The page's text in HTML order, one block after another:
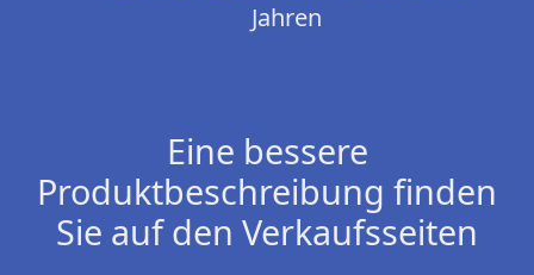
Jahren
Eine bessere
Produktbeschreibung finden
Sie auf den Verkaufsseiten